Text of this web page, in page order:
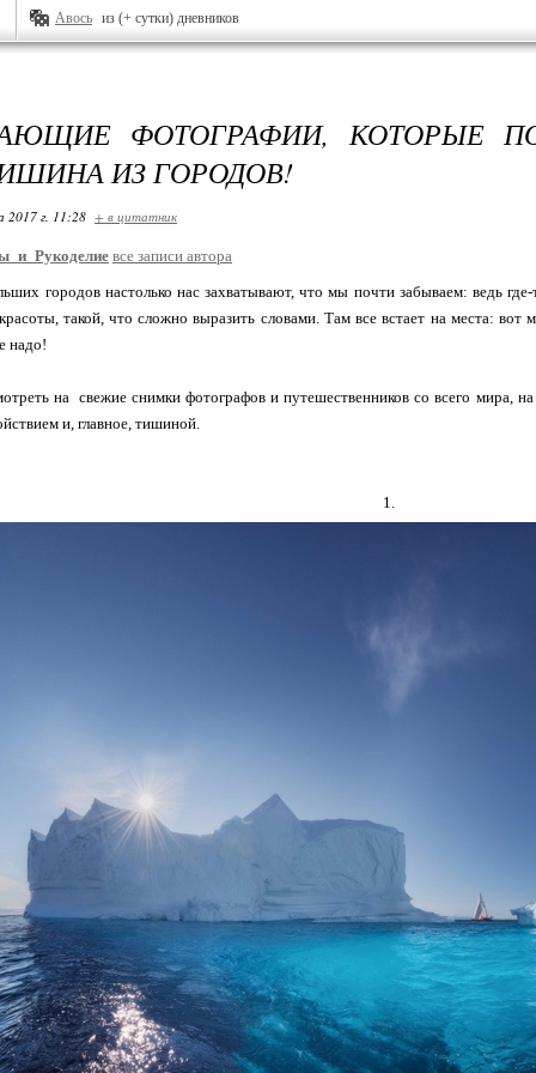
Авось из (+ сутки) дневников
ФОТОГРАФИИ, КОТОРЫЕ
ИЗ ГОРОДОВ!
2017 г. 11:28 + в цитатник
все записи автора
городов настолько нас захватывают, что мы почти забываем: ведь
такой, что сложно выразить словами. Там все встает на места:
надо!
на свежие снимки фотографов и путешественников со всего мира,
и, главное, тишиной.
1.